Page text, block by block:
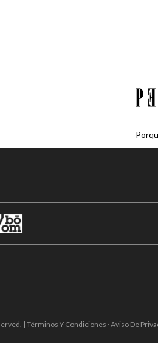
| Términos Y Condiciones · Aviso De